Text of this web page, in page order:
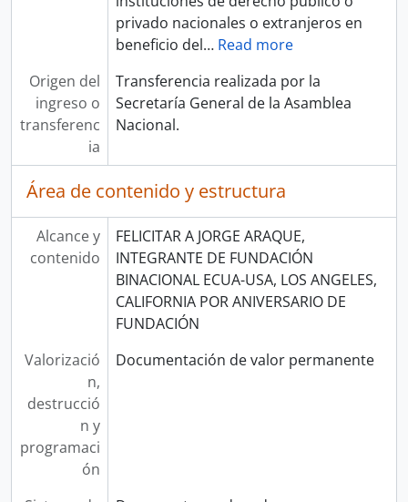
privado nacionales o extranjeros en
beneficio del… Read more
Origen del
ingreso o
transferenc
ia
Transferencia realizada por la
Secretaría General de la Asamblea
Nacional.
Área de contenido y estructura
Alcance y
contenido
FELICITAR A JORGE ARAQUE,
INTEGRANTE DE FUNDACIÓN
BINACIONAL ECUA-USA, LOS ANGELES,
CALIFORNIA POR ANIVERSARIO DE
FUNDACIÓN
Valorizació
n,
destrucció
n y
programaci
ón
Documentación de valor permanente